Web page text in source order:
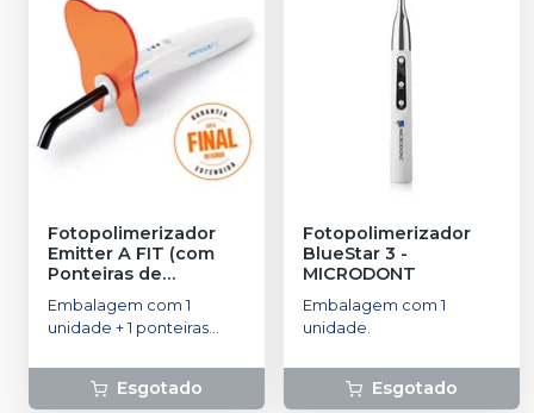
Fotopolimerizador
Emitter A FIT (com
Ponteiras de
Clareamento)
SCHUSTER
Embalagem com 1
unidade + 1 ponteiras
para 3 dentes + 1 protetor
Ocular Emitter A.
Esgotado
Fotopolimerizador
BlueStar 3 -
MICRODONT
Embalagem com 1
unidade.
Esgotado